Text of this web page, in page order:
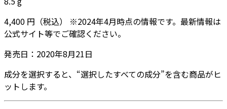
4,400 円 （税込） ※2024年4月時点の情報です。最新情報は
公式サイト等でご確認ください。
発売日： 2020年8月21日
成分を選択すると、“選択したすべての成分”を含む商品がヒ
ットします。